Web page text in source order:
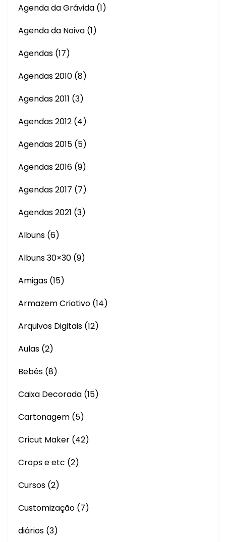
Agenda da Grávida (1)
Agenda da Noiva (1)
Agendas (17)
Agendas 2010 (8)
Agendas 2011 (3)
Agendas 2012 (4)
Agendas 2015 (5)
Agendas 2016 (9)
Agendas 2017 (7)
Agendas 2021 (3)
Albuns (6)
Albuns 30×30 (9)
Amigas (15)
Armazem Criativo (14)
Arquivos Digitais (12)
Aulas (2)
Bebês (8)
Caixa Decorada (15)
Cartonagem (5)
Cricut Maker (42)
Crops e etc (2)
Cursos (2)
Customização (7)
diários (3)